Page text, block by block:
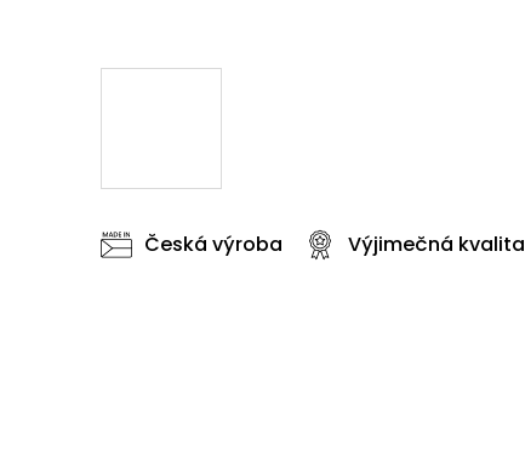
Česká výroba Výjimečná kvalita